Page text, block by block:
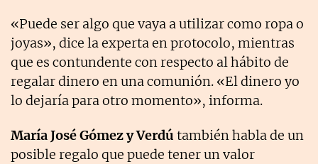
«Puede ser algo que vaya a utilizar como ropa o
joyas», dice la experta en protocolo, mientras
que es contundente con respecto al hábito de
regalar dinero en una comunión. «El dinero yo
lo dejaría para otro momento», informa.
María José Gómez y Verdú también habla de un
posible regalo que puede tener un valor